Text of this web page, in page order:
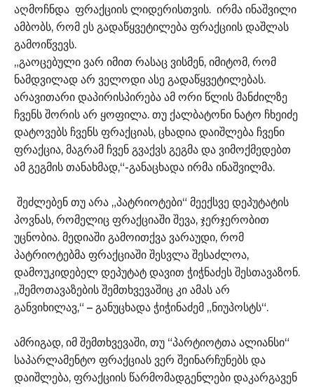
აღმოჩნდა ფრაქციის ლიდერისთვის. ირმა ინაშვილი
ამბობს, რომ ეს გადაწყვეტილება ფრაქციის დაშლას
გამოიწვევს.
„გაოცებული ვარ იმით რასაც ვისმენ, იმიტომ, რომ
ნამდვილად არ ველოდი ასე გადაწყვეტილებას.
არავითარი დაპირისპირება ამ ორი წლის მანძილზე
ჩვენს შორის არ ყოფილა. თუ ქალბატონი ნატო ჩხეიძე
დატოვებს ჩვენს ფრაქციას, ცხადია დაიშლება ჩვენი
ფრაქცია, მაგრამ ჩვენ გვაქვს გეგმა და ვიმოქმედებთ
ამ გეგმის თანახმად,“-განაცხადა ირმა ინაშვილმა.
შეძლებენ თუ არა „პატრიოტები“ მეექსვე დეპუტატის
პოვნას, რომელიც ფრაქციაში შევა, ჯერჯერობით
უცნობია. მედიაში გამოითქვა ვარაუდი, რომ
პატრიოტებმა ფრაქციაში შესვლა შესაძლოა,
დამოუკიდებელ დეპუტატ დავით ჭიჭნაძეს შესთავაზონ.
„შემოთავაზების შემთხვევაშიც კი ამას არ
განვიხილავ,“ – განუცხადა ჭიჭინაძემ „ნიუპოსტს“.
ამრიგად, იმ შემთხვევაში, თუ “პარტიოტთა ალიანსი“
საპარლამენტო ფრაქციას ვერ შეინარჩუნებს და
დაიშლება, ფრაქციის წარმომადგენლები დაკარგავენ